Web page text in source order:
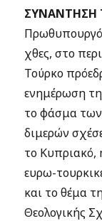
ΣΥΝΑΝΤΗΣΗ
χθες, στο
Τούρκο
ενημέρωση
το φάσμα
διμερών
το Κυπριακό,
ευρω-
και το θέμα
Θεολογικής